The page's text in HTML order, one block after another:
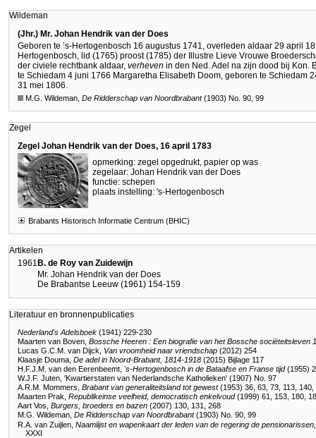
Wildeman
(Jhr.) Mr. Johan Hendrik van der Does
Geboren te ’s-Hertogenbosch 16 augustus 1741, overleden aldaar 29 april
Hertogenbosch, lid (1765) proost (1785) der Illustre Lieve Vrouwe
der civiele rechtbank aldaar, verheven in den Ned. Adel na zijn dood bij Kon.
te Schiedam 4 juni 1766 Margaretha Elisabeth Doom, geboren te Schiedam
31 mei 1806.
M.G. Wildeman, De Ridderschap van Noordbrabant(1903) No. 90, 99
Zegel
Zegel Johan Hendrik van der Does, 16 april 1783
opmerking: zegel opgedrukt, papier op was
zegelaar: Johan Hendrik van der Does
functie: schepen
plaats instelling: 's-Hertogenbosch
Brabants Historisch Informatie Centrum (BHIC)
Artikelen
1961 B. de Roy van Zuidewijn
Mr. Johan Hendrik van der Does
De Brabantse Leeuw (1961) 154-159
Literatuur en bronnenpublicaties
Nederland's Adelsboek (1941) 229-230
Maarten van Boven, Bossche Heeren : Een biografie van het Bossche sociëteitsleven
Lucas G.C.M. van Dijck, Van vroomheid naar vriendschap (2012) 254
Klaasje Douma, De adel in Noord-Brabant, 1814-1918 (2015) Bijlage 117
H.F.J.M. van den Eerenbeemt, 's-Hertogenbosch in de Bataafse en Franse tijd(1955)
W.J.F. Juten, 'Kwartierstaten van Nederlandsche Katholieken' (1907) No. 97
A.R.M. Mommers, Brabant van generaliteitsland tot gewest(1953) 36, 63, 73, 113, 140,
Maarten Prak, Republikeinse veelheid, democratisch enkelvoud(1999) 61, 153, 180,
Aart Vos, Burgers, broeders en bazen (2007) 130, 131, 268
M.G. Wildeman, De Ridderschap van Noordbrabant(1903) No. 90, 99
R.A. van Zuijlen, Naamlijst en wapenkaart der leden van de regering de
XXXI